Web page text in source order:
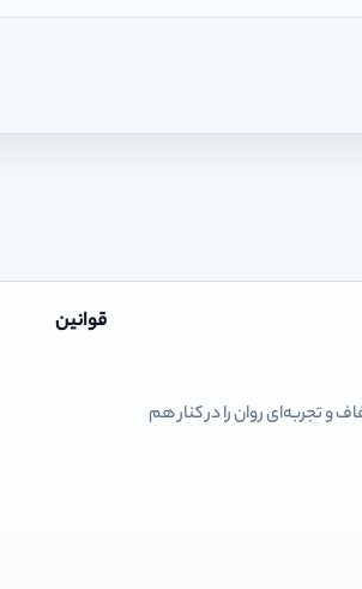
و تجربه‌ای روان را در کنار هم
قوانین